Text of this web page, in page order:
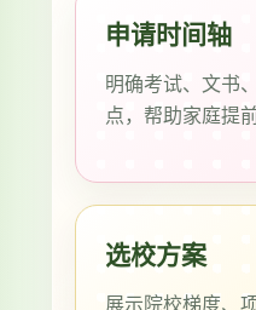
申请时间轴
明确考试、文书
点，帮助家庭提
选校方案
展示院校梯度、